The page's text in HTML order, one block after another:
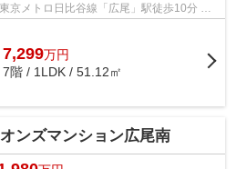
徒...
7,299万円
7階 / 1LDK / 51.12㎡
ンズマンション広尾南